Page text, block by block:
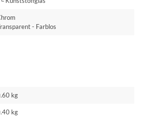
- Farblos
kg
kg